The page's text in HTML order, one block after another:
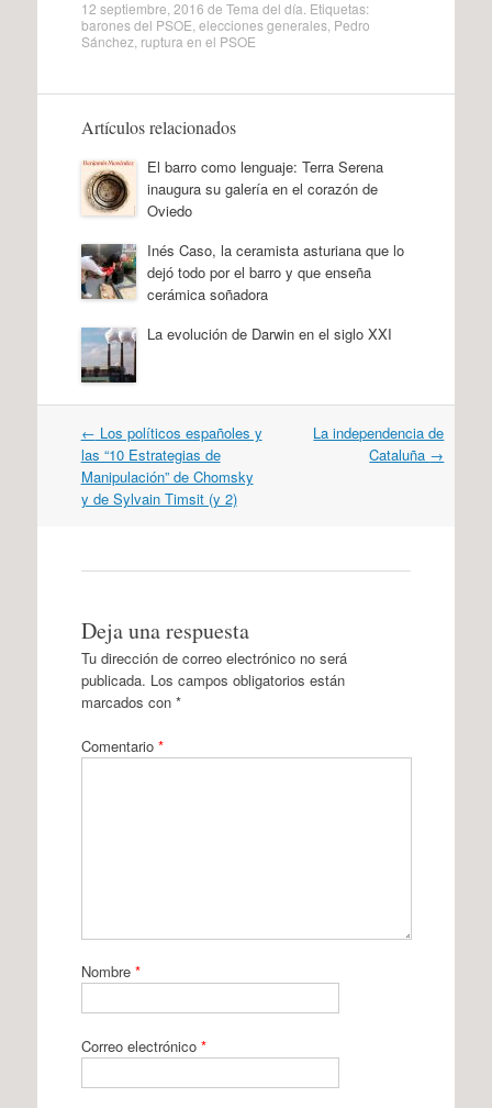
12 septiembre, 2016 de Tema del día . Etiquetas:
barones del PSOE elecciones generales, Pedro
Sánchez, ruptura en el PSOE
Artículos relacionados
El barro como lenguaje: Terra Serena
inaugura su galería en el corazón de
Oviedo
Inés Caso, la ceramista asturiana que lo
dejó todo por el barro y que enseña
cerámica soñadora
La evolución de Darwin en el siglo XXI
Navegación
por
artículos
← Los políticos españoles y
las “10 Estrategias de
Manipulación” de Chomsky
y de Sylvain Timsit (y 2)
La independencia de
Cataluña →
Deja una respuesta
Tu dirección de correo electrónico no será
publicada. Los campos obligatorios están
marcados con *
Comentario *
Nombre *
Correo electrónico *